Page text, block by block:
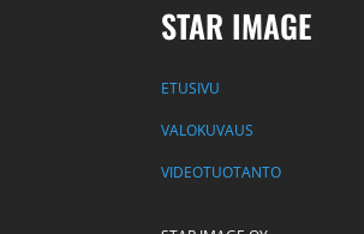
STAR IMAGE
ETUSIVU
VALOKUVAUS
VIDEOTUOTANTO